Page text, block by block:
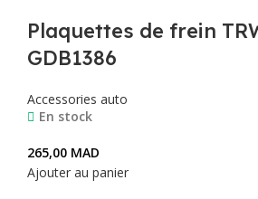
Plaquettes de frein
GDB1386
Accessories auto
En stock
265,00 MAD
Ajouter au panier